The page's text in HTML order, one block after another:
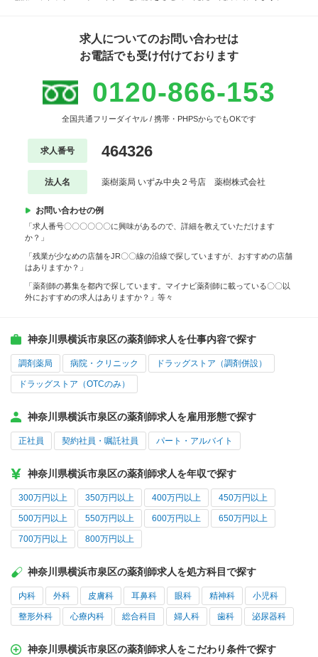
求人についてのお問い合わせは
お電話でも受け付けております
0120-866-153
全国共通フリーダイヤル / 携帯・PHPSからでもOKです
求人番号 464326
法人名 薬樹薬局 いずみ中央２号店 薬樹株式会社
お問い合わせの例
「求人番号〇〇〇〇〇〇に興味があるので、詳細を教えていただけます
か？」
「残業が少なめの店舗をJR〇〇線の沿線で探していますが、おすすめの店舗
はありますか？」
「薬剤師の募集を都内で探しています。マイナビ薬剤師に載っている〇〇以
外におすすめの求人はありますか？」等々
神奈川県横浜市泉区の薬剤師求人を仕事内容で探す
調剤薬局 病院・クリニック ドラッグストア（調剤併設）
ドラッグストア（OTCのみ）
神奈川県横浜市泉区の薬剤師求人を雇用形態で探す
正社員 契約社員・嘱託社員 パート・アルバイト
神奈川県横浜市泉区の薬剤師求人を年収で探す
300万円以上 350万円以上 400万円以上 450万円以上
500万円以上 550万円以上 600万円以上 650万円以上
700万円以上 800万円以上
神奈川県横浜市泉区の薬剤師求人を処方科目で探す
内科 外科 皮膚科 耳鼻科 眼科 精神科 小児科
整形外科 心療内科 総合科目 婦人科 歯科 泌尿器科
神奈川県横浜市泉区の薬剤師求人をこだわり条件で探す